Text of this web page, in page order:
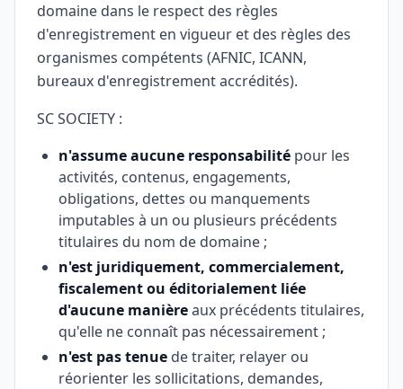
domaine dans le respect des règles
d'enregistrement en vigueur et des règles des
organismes compétents (AFNIC, ICANN,
bureaux d'enregistrement accrédités).
SC SOCIETY :
n'assume aucune responsabilité pour les
activités, contenus, engagements,
obligations, dettes ou manquements
imputables à un ou plusieurs précédents
titulaires du nom de domaine ;
n'est juridiquement, commercialement,
fiscalement ou éditorialement liée
d'aucune manièreaux précédents titulaires,
qu'elle ne connaît pas nécessairement ;
n'est pas tenue de traiter, relayer ou
réorienter les sollicitations, demandes,